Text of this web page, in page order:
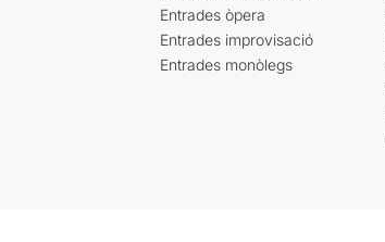
Entrades òpera
Entrades improvisació
Entrades monòlegs